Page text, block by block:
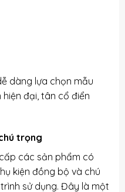
dàng lựa chọn mẫu
đại, tân cổ điển
trọng
các sản phẩm có
kiện đồng bộ và chú
sử dụng. Đây là một